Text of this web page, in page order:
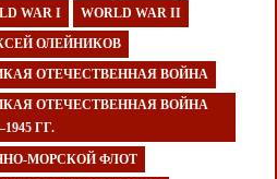
WAR I WORLD WAR II
ОЛЕЙНИКОВ
ОТЕЧЕСТВЕННАЯ ВОЙНА
ОТЕЧЕСТВЕННАЯ ВОЙНА
ГГ.
МОРСКОЙ ФЛОТ